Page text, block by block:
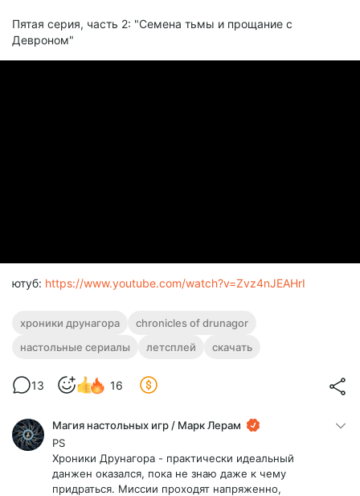
Пятая серия, часть 2: "Семена тьмы и прощание с
Девроном"
ютуб: https://www.youtube.com/watch?v=Zvz4nJEAHrI
хроники друнагора
chronicles of drunagor
настольные сериалы
летсплей скачать
13 16
Магия настольных игр / Марк Лерам
PS
Хроники Друнагора - практически идеальный
данжен оказался, пока не знаю даже к чему
придраться. Миссии проходят напряженно,